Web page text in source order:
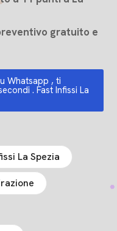
gratuito e
Whatsapp , ti
. Fast Infissi La
La Spezia